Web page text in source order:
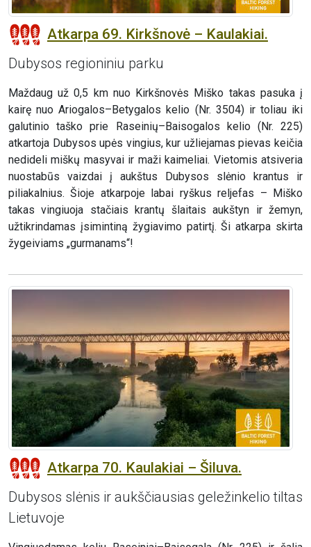
Atkarpa 69. Kirkšnovė – Kaulakiai.
Dubysos regioniniu parku
Maždaug už 0,5 km nuo Kirkšnovės Miško takas pasuka į
kairę nuo Ariogalos–Betygalos kelio (Nr. 3504) ir toliau iki
galutinio taško prie Raseinių–Baisogalos kelio (Nr. 225)
atkartoja Dubysos upės vingius, kur užliejamas pievas keičia
nedideli miškų masyvai ir maži kaimeliai. Vietomis atsiveria
nuostabūs vaizdai į aukštus Dubysos slėnio krantus ir
piliakalnius. Šioje atkarpoje labai ryškus reljefas – Miško
takas vingiuoja stačiais krantų šlaitais aukštyn ir žemyn,
užtikrindamas įsimintiną žygiavimo patirtį. Ši atkarpa skirta
žygeiviams „gurmanams“!
Atkarpa 70. Kaulakiai – Šiluva.
Dubysos slėnis ir aukščiausias geležinkelio tiltas
Lietuvoje